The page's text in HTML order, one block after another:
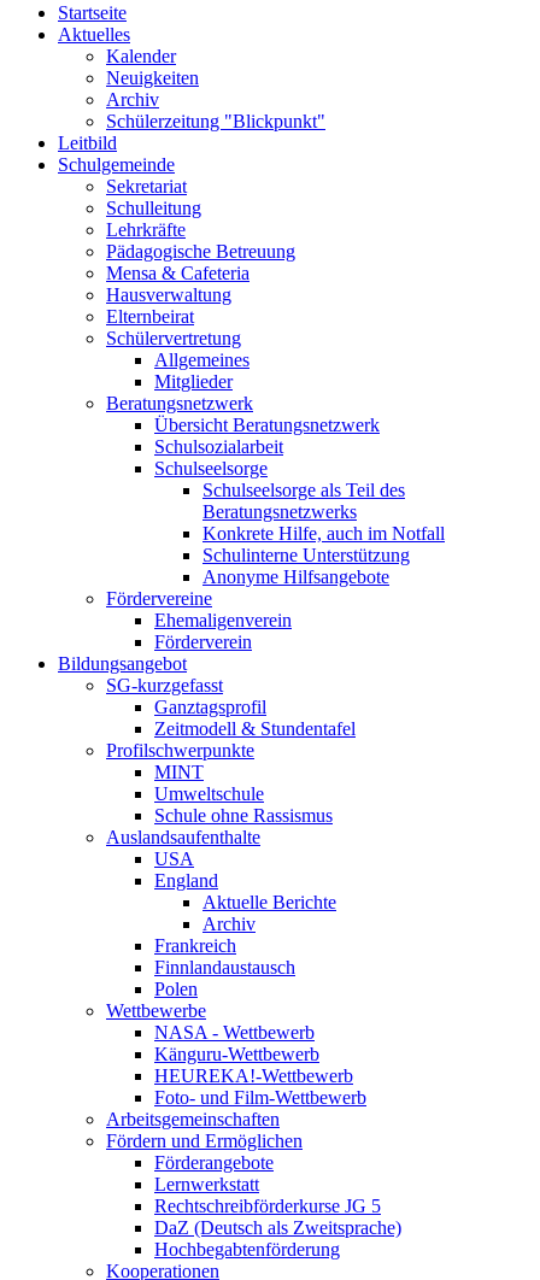
Startseite
Aktuelles
Kalender
Neuigkeiten
Archiv
Schülerzeitung "Blickpunkt"
Leitbild
Schulgemeinde
Sekretariat
Schulleitung
Lehrkräfte
Pädagogische Betreuung
Mensa & Cafeteria
Hausverwaltung
Elternbeirat
Schülervertretung
Allgemeines
Mitglieder
Beratungsnetzwerk
Übersicht Beratungsnetzwerk
Schulsozialarbeit
Schulseelsorge
Schulseelsorge als Teil des
Beratungsnetzwerks
Konkrete Hilfe, auch im Notfall
Schulinterne Unterstützung
Anonyme Hilfsangebote
Fördervereine
Ehemaligenverein
Förderverein
Bildungsangebot
SG-kurzgefasst
Ganztagsprofil
Zeitmodell & Stundentafel
Profilschwerpunkte
MINT
Umweltschule
Schule ohne Rassismus
Auslandsaufenthalte
USA
England
Aktuelle Berichte
Archiv
Frankreich
Finnlandaustausch
Polen
Wettbewerbe
NASA - Wettbewerb
Känguru-Wettbewerb
HEUREKA!-Wettbewerb
Foto- und Film-Wettbewerb
Arbeitsgemeinschaften
Fördern und Ermöglichen
Förderangebote
Lernwerkstatt
Rechtschreibförderkurse JG 5
DaZ (Deutsch als Zweitsprache)
Hochbegabtenförderung
Kooperationen